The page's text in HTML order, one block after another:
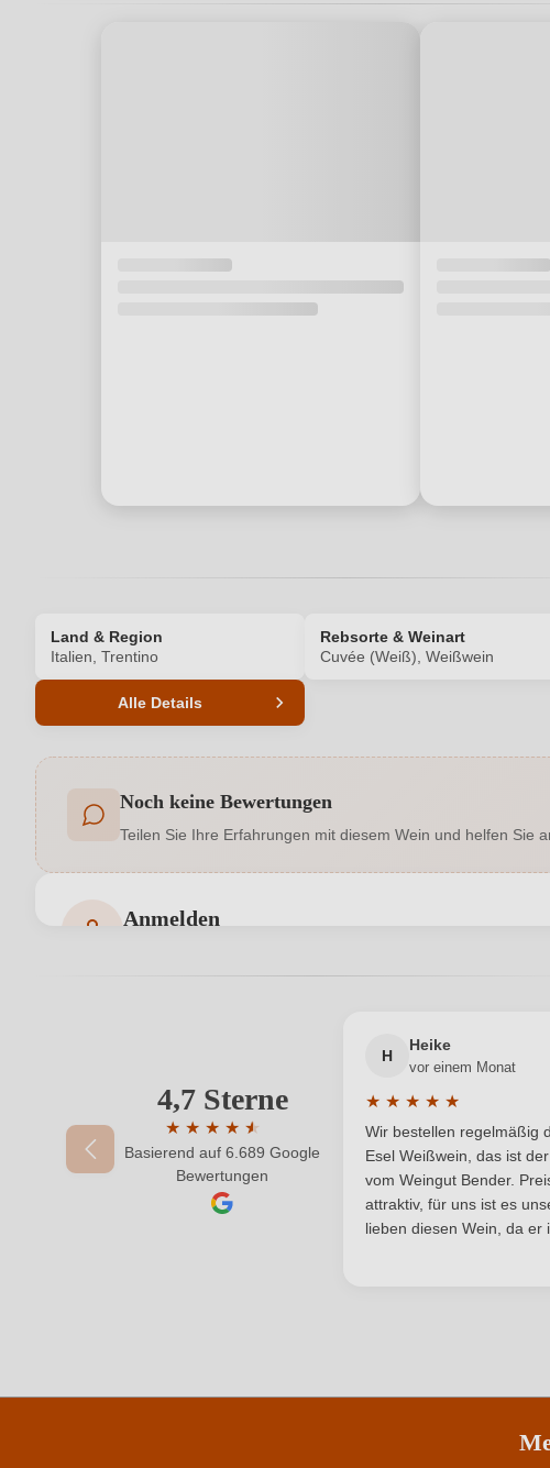
Land & Region
Italien, Trentino
Rebsorte & Weinart
Cuvée (Weiß), Weißwein
Alle Details
Allergene
Bio
Rebsorte
Traubenfarbe
Kohlenhydrate
Noch keine Bewertungen
Teilen Sie Ihre Erfahrungen mit diesem Wein und helfen Sie
Anmelden
Ihre E-Mail-Adresse
Ihr Passwort
4,7 Sterne
★ ★ ★ ★ ★
★
Durchschnittliche Bewertung von 4.7 von 5
Basierend auf 6.689 Google
Bewertungen
H
Heike
vor einem Monat
★ ★ ★ ★ ★
Durchschnittliche
Wir bestellen regelmäßig
Esel Weißwein, das ist
vom Weingut Bender.
attraktiv, für uns ist es
lieben diesen Wein, da er